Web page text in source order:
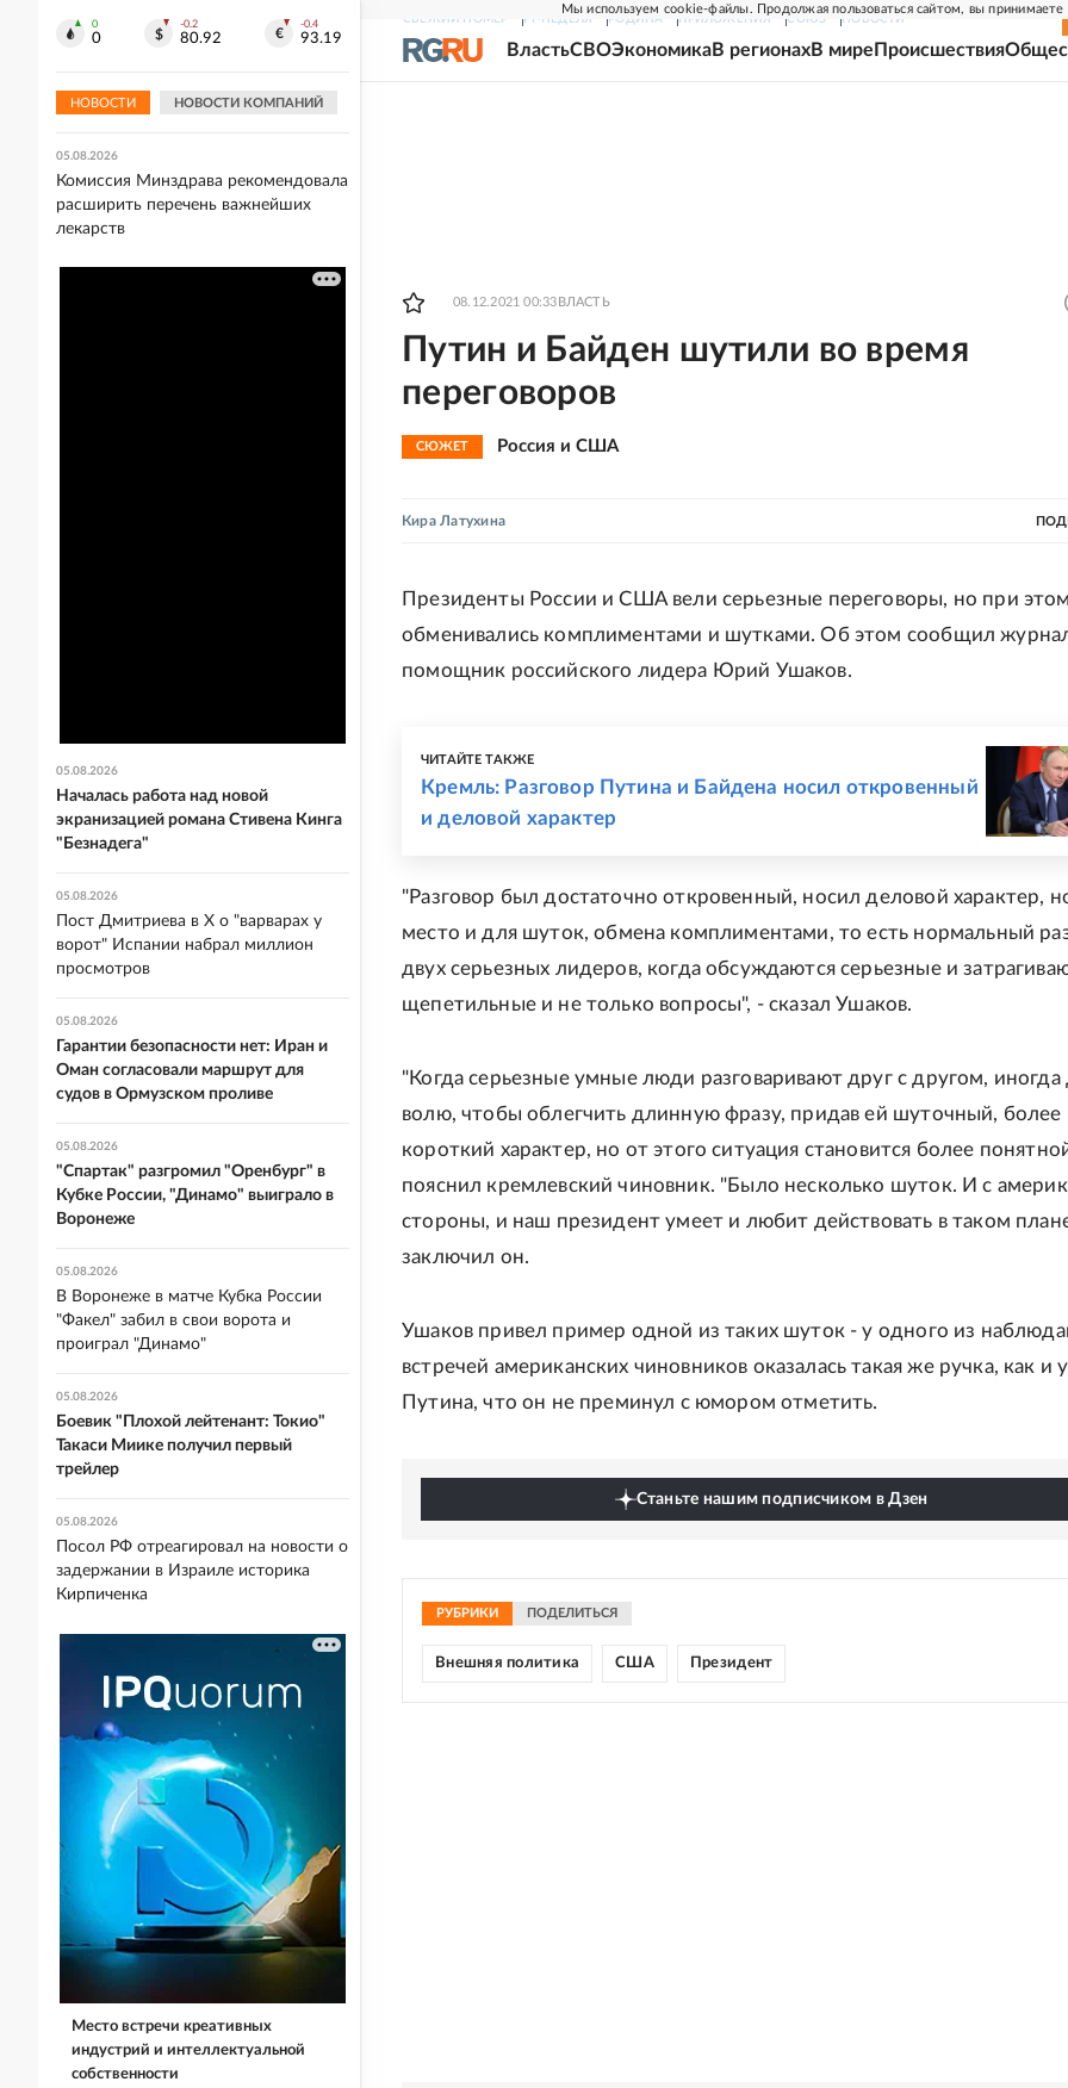
Мы используем cookie-файлы. Продолжая пользоваться сайтом, вы принимаете
СВЕЖИЙ НОМЕР РГ-НЕДЕЛЯ РОДИНА ПРИЛОЖЕНИЯ СОЮЗ НОВОСТИ
ВластьСВОЭкономикаВ регионахВ мире Происшествия
08.12.2021 00:33 ВЛАСТЬ
Путин и Байден шутили во время
переговоров
СЮЖЕТ Россия и США
Кира Латухина
Президенты России и США вели серьезные переговоры, но при
обменивались комплиментами и шутками. Об этом сообщил
помощник российского лидера Юрий Ушаков.
ЧИТАЙТЕ ТАКЖЕ
Кремль: Разговор Путина и Байдена носил откровенный
и деловой характер
"Разговор был достаточно откровенный, носил деловой характер,
место и для шуток, обмена комплиментами, то есть нормальный
двух серьезных лидеров, когда обсуждаются серьезные и
щепетильные и не только вопросы", - сказал Ушаков.
"Когда серьезные умные люди разговаривают друг с другом,
волю, чтобы облегчить длинную фразу, придав ей шуточный, более
короткий характер, но от этого ситуация становится более
пояснил кремлевский чиновник. "Было несколько шуток. И с
стороны, и наш президент умеет и любит действовать в таком
заключил он.
Ушаков привел пример одной из таких шуток - у одного из
встречей американских чиновников оказалась такая же ручка, как и у
Путина, что он не преминул с юмором отметить.
Станьте нашим подписчиком в Дзен
РУБРИКИ ПОДЕЛИТЬСЯ
Внешняя политика США Президент
0
0
-0.2
80.92
-0.4
93.19
НОВОСТИ НОВОСТИ КОМПАНИЙ
05.08.2026
Киеву
05.08.2026
Комиссия Минздрава рекомендовала
расширить перечень важнейших
лекарств
05.08.2026
Началась работа над новой
экранизацией романа Стивена Кинга
"Безнадега"
05.08.2026
Пост Дмитриева в X о "варварах у
ворот" Испании набрал миллион
просмотров
05.08.2026
Гарантии безопасности нет: Иран и
Оман согласовали маршрут для
судов в Ормузском проливе
05.08.2026
"Спартак" разгромил "Оренбург" в
Кубке России, "Динамо" выиграло в
Воронеже
05.08.2026
В Воронеже в матче Кубка России
"Факел" забил в свои ворота и
проиграл "Динамо"
05.08.2026
Боевик "Плохой лейтенант: Токио"
Такаси Миике получил первый
трейлер
05.08.2026
Посол РФ отреагировал на новости о
задержании в Израиле историка
Кирпиченка
Место встречи креативных
индустрий и интеллектуальной
собственности